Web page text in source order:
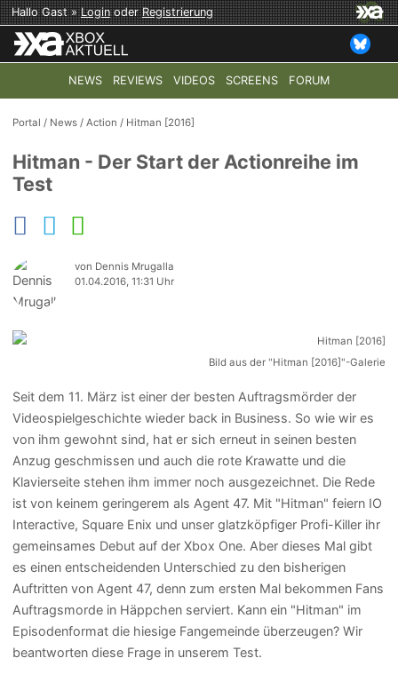
Hallo Gast »LoginoderRegistrierung
NEWS REVIEWS VIDEOS SCREENS FORUM
TOP-THEMEN: COD: MODERN WARFARE 4 HALO:
Portal / News /Action / Hitman [2016]
Hitman - Der Start der Actionreihe im
Test
von Dennis Mrugalla
01.04.2016, 11:31 Uhr
Bild aus der "Hitman [2016]"-Galerie
Seit dem 11. März ist einer der besten Auftragsmörder der
Videospielgeschichte wieder back in Business. So wie wir es
von ihm gewohnt sind, hat er sich erneut in seinen besten
Anzug geschmissen und auch die rote Krawatte und die
Klavierseite stehen ihm immer noch ausgezeichnet. Die Rede
ist von keinem geringerem als Agent 47. Mit "Hitman" feiern IO
Interactive, Square Enix und unser glatzköpfiger Profi-Killer ihr
gemeinsames Debut auf der Xbox One. Aber dieses Mal gibt
es einen entscheidenden Unterschied zu den bisherigen
Auftritten von Agent 47, denn zum ersten Mal bekommen Fans
Auftragsmorde in Häppchen serviert. Kann ein "Hitman" im
Episodenformat die hiesige Fangemeinde überzeugen? Wir
beantworten diese Frage in unserem Test.